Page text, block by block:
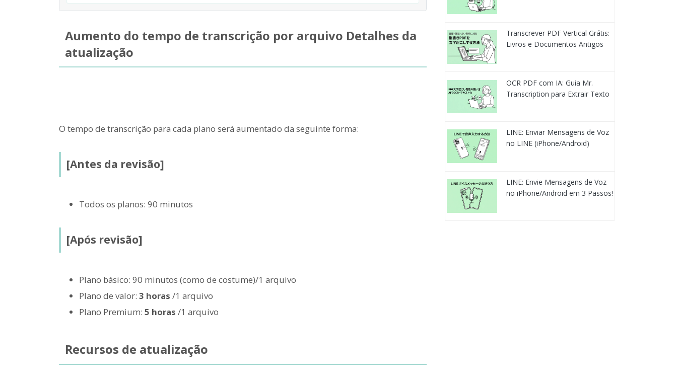
Aumento do tempo de transcrição por arquivo Detalhes da
atualização
O tempo de transcrição para cada plano será aumentado da seguinte forma:
[Antes da revisão]
Todos os planos: 90 minutos
[Após revisão]
Plano básico: 90 minutos (como de costume)/1 arquivo
Plano de valor: 3 horas /1 arquivo
Plano Premium: 5 horas /1 arquivo
Recursos de atualização
Transcrever PDF Vertical Grátis:
Livros e Documentos Antigos
OCR PDF com IA: Guia Mr.
Transcription para Extrair Texto
LINE: Enviar Mensagens de Voz
no LINE (iPhone/Android)
LINE: Envie Mensagens de Voz
no iPhone/Android em 3 Passos!